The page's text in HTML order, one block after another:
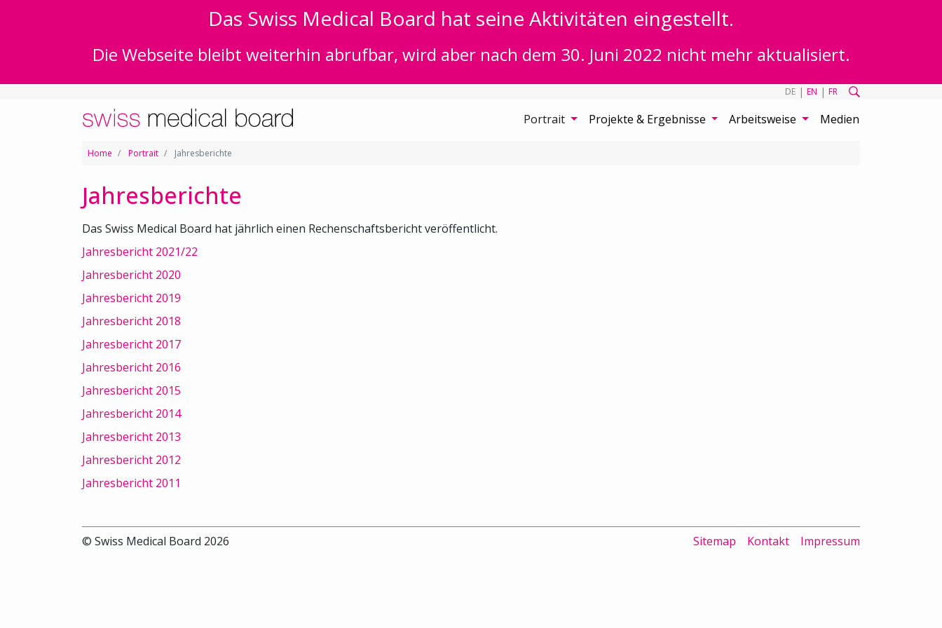
Das Swiss Medical Board hat seine Aktivitäten eingestellt.
Die Webseite bleibt weiterhin abrufbar, wird aber nach dem 30. Juni 2022 nicht mehr aktualisiert.
DE | EN | FR
Portrait Projekte & Ergebnisse Arbeitsweise Medien
Home Portrait Jahresberichte
Jahresberichte
Das Swiss Medical Board hat jährlich einen Rechenschaftsbericht veröffentlicht.
Jahresbericht 2021/22
Jahresbericht 2020
Jahresbericht 2019
Jahresbericht 2018
Jahresbericht 2017
Jahresbericht 2016
Jahresbericht 2015
Jahresbericht 2014
Jahresbericht 2013
Jahresbericht 2012
Jahresbericht 2011
© Swiss Medical Board 2026 Sitemap Kontakt Impressum